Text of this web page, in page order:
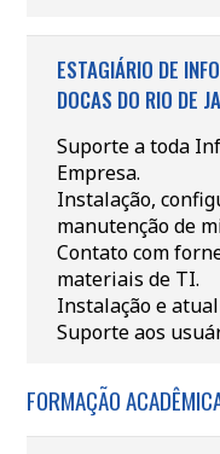
ESTAGIÁRIO DE
DOCAS DO RIO DE
Suporte a toda
Empresa.
Instalação,
manutenção de
Contato com
materiais de TI.
Instalação e
Suporte aos
FORMAÇÃO